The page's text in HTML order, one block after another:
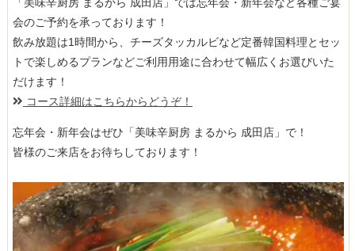
会のご予約を承っております！
飲み放題は1時間から、チーズタッカルビなど定番韓国料理とセッ
トで楽しめるプランなどご利用用途に合わせて幅広くお選びいた
だけます！
コース詳細はこちらからどうぞ！
忘年会・新年会はぜひ「美味辛厨房 まるから 成田店」で！
皆様のご来店をお待ちしております！